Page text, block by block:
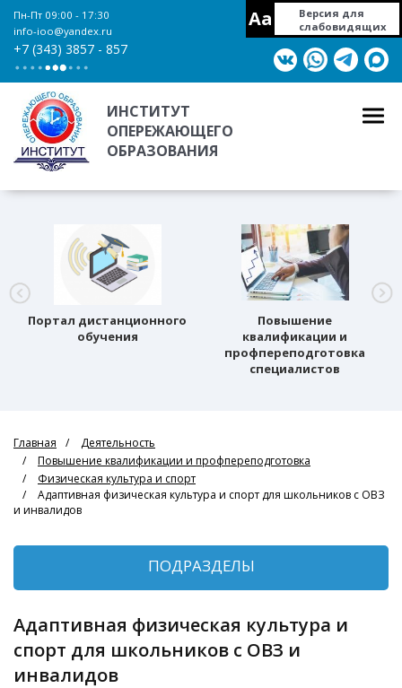
Пн-Пт 09:00 - 17:30
info-ioo@yandex.ru
+7 (343) 3857 - 857
Aa
Версия для
слабовидящих
ИНСТИТУТ
ОПЕРЕЖАЮЩЕГО
ОБРАЗОВАНИЯ
Портал дистанционного
обучения
Повышение
квалификации и
профпереподготовка
специалистов
Главная
Деятельность
Повышение квалификации и профпереподготовка
Физическая культура и спорт
Адаптивная физическая культура и спорт для школьников с ОВЗ
и инвалидов
ПОДРАЗДЕЛЫ
Адаптивная физическая культура и
спорт для школьников с ОВЗ и
инвалидов